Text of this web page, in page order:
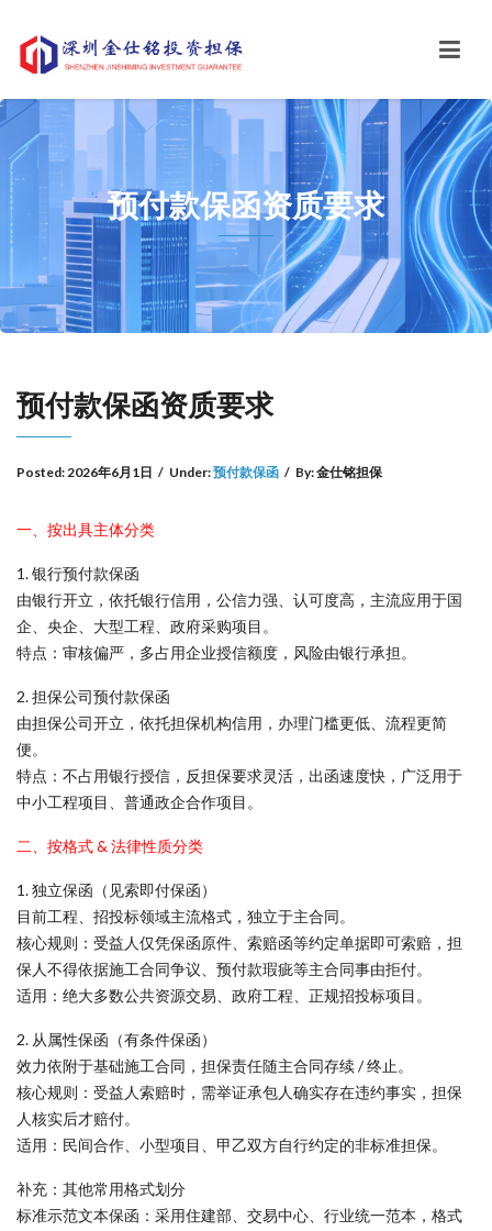
预付款保函资质要求
预付款保函资质要求
Posted:2026年6月1日 / Under:预付款保函 / By:金仕铭担保
一、按出具主体分类
1. 银行预付款保函
由银行开立，依托银行信用，公信力强、认可度高，主流应用于国
企、央企、大型工程、政府采购项目。
特点：审核偏严，多占用企业授信额度，风险由银行承担。
2. 担保公司预付款保函
由担保公司开立，依托担保机构信用，办理门槛更低、流程更简
便。
特点：不占用银行授信，反担保要求灵活，出函速度快，广泛用于
中小工程项目、普通政企合作项目。
二、按格式 & 法律性质分类
1. 独立保函（见索即付保函）
目前工程、招投标领域主流格式，独立于主合同。
核心规则：受益人仅凭保函原件、索赔函等约定单据即可索赔，担
保人不得依据施工合同争议、预付款瑕疵等主合同事由拒付。
适用：绝大多数公共资源交易、政府工程、正规招投标项目。
2. 从属性保函（有条件保函）
效力依附于基础施工合同，担保责任随主合同存续 / 终止。
核心规则：受益人索赔时，需举证承包人确实存在违约事实，担保
人核实后才赔付。
适用：民间合作、小型项目、甲乙双方自行约定的非标准担保。
补充：其他常用格式划分
标准示范文本保函：采用住建部、交易中心、行业统一范本，格式